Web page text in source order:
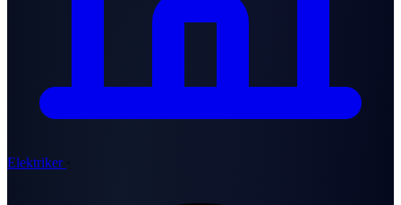
Elektriker ·